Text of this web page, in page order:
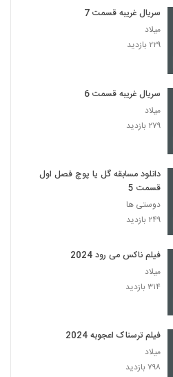
سریال غریبه قسمت 7
میلاد
۲۲۹ بازدید
سریال غریبه قسمت 6
میلاد
۲۷۹ بازدید
دانلود مسابقه گل یا پوچ فصل اول
قسمت 5
دوستی ها
۲۴۹ بازدید
فیلم ناکس می رود 2024
میلاد
۳۱۴ بازدید
فیلم ترسناک اعجوبه 2024
میلاد
۷۹۸ بازدید